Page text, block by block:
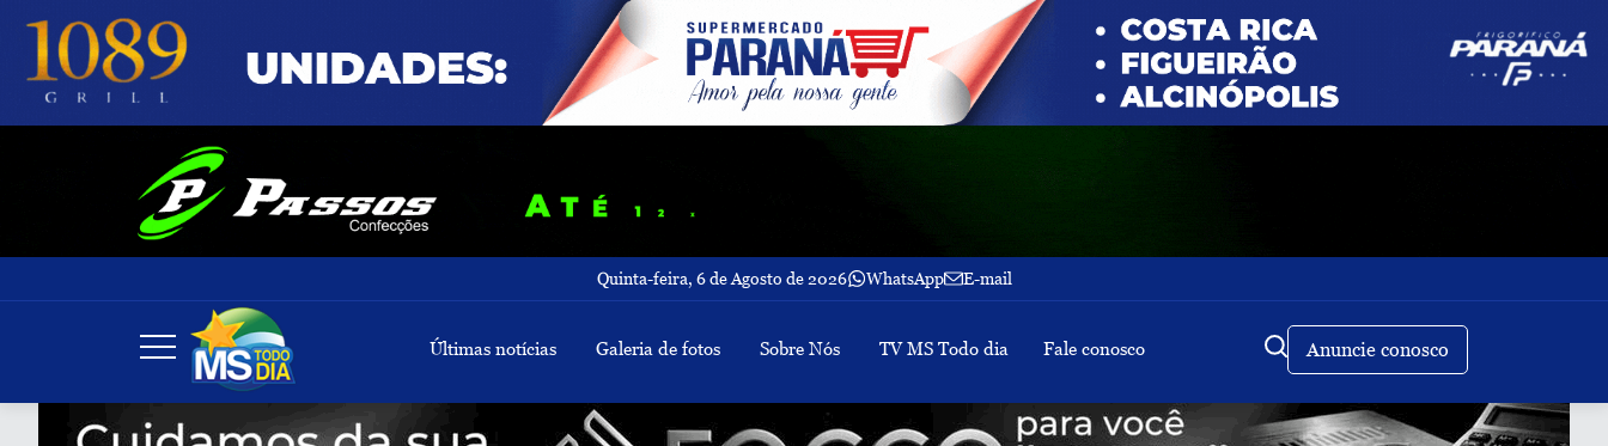
Quinta-feira, 6 de Agosto de 2026 WhatsApp E-mail
Últimas notícias Galeria de fotos Sobre Nós TV MS Todo dia Fale conosco Anuncie conosco